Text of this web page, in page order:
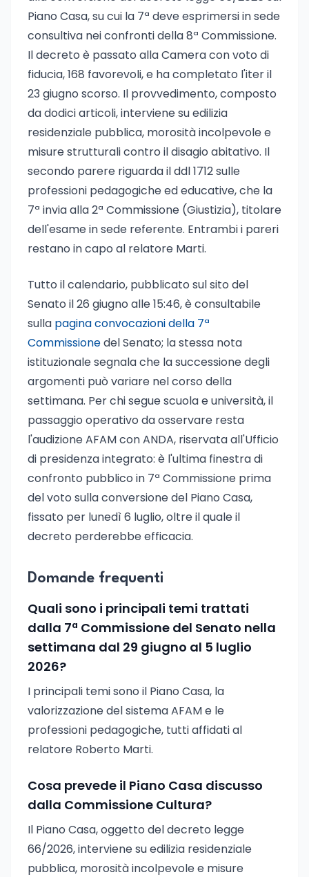
Piano Casa, su cui la 7ª deve esprimersi in sede
consultiva nei confronti della 8ª Commissione.
Il decreto è passato alla Camera con voto di
fiducia, 168 favorevoli, e ha completato l'iter il
23 giugno scorso. Il provvedimento, composto
da dodici articoli, interviene su edilizia
residenziale pubblica, morosità incolpevole e
misure strutturali contro il disagio abitativo. Il
secondo parere riguarda il ddl 1712 sulle
professioni pedagogiche ed educative, che la
7ª invia alla 2ª Commissione (Giustizia), titolare
dell'esame in sede referente. Entrambi i pareri
restano in capo al relatore Marti.
Tutto il calendario, pubblicato sul sito del
Senato il 26 giugno alle 15:46, è consultabile
sulla pagina convocazioni della 7ª
Commissionedel Senato; la stessa nota
istituzionale segnala che la successione degli
argomenti può variare nel corso della
settimana. Per chi segue scuola e università, il
passaggio operativo da osservare resta
l'audizione AFAM con ANDA, riservata all'Ufficio
di presidenza integrato: è l'ultima finestra di
confronto pubblico in 7ª Commissione prima
del voto sulla conversione del Piano Casa,
fissato per lunedì 6 luglio, oltre il quale il
decreto perderebbe efficacia.
Domande frequenti
Quali sono i principali temi trattati
dalla 7ª Commissione del Senato nella
settimana dal 29 giugno al 5 luglio
2026?
I principali temi sono il Piano Casa, la
valorizzazione del sistema AFAM e le
professioni pedagogiche, tutti affidati al
relatore Roberto Marti.
Cosa prevede il Piano Casa discusso
dalla Commissione Cultura?
Il Piano Casa, oggetto del decreto legge
66/2026, interviene su edilizia residenziale
pubblica, morosità incolpevole e misure